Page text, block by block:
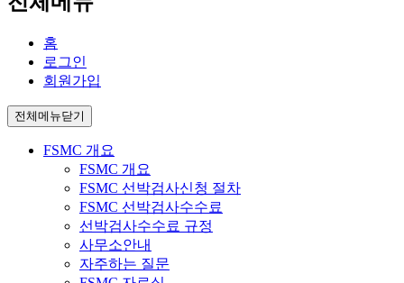
홈
로그인
회원가입
전체메뉴닫기
FSMC 개요
FSMC 개요
FSMC 선박검사신청 절차
FSMC 선박검사수수료
선박검사수수료 규정
사무소안내
자주하는 질문